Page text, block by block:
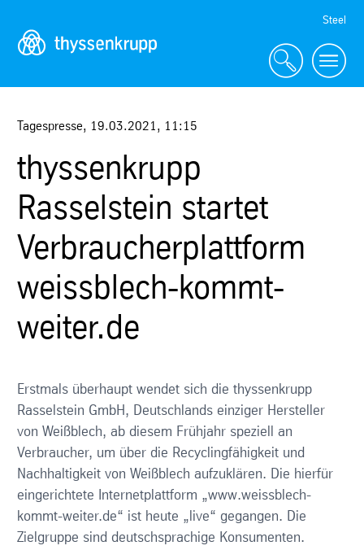
Navigation
Steel
Tagespresse, 19.03.2021 , 11:15
thyssenkrupp
Rasselstein startet
Verbraucherplattform
weissblech-kommt-
weiter.de
Erstmals überhaupt wendet sich die thyssenkrupp
Rasselstein GmbH, Deutschlands einziger Hersteller
von Weißblech, ab diesem Frühjahr speziell an
Verbraucher, um über die Recyclingfähigkeit und
Nachhaltigkeit von Weißblech aufzuklären. Die hierfür
eingerichtete Internetplattform „www.weissblech-
kommt-weiter.de“ ist heute „live“ gegangen. Die
Zielgruppe sind deutschsprachige Konsumenten.